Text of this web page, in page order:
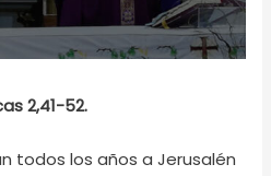
2,41-52.
todos los años a Jerusalén